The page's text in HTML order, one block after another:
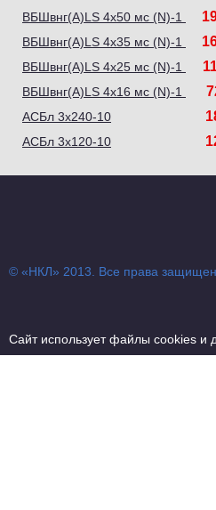
ВБШвнг(А)LS 4х50 мс (N)-1
ВБШвнг(А)LS 4х35 мс (N)-1
ВБШвнг(А)LS 4х25 мс (N)-1
ВБШвнг(А)LS 4х16 мс (N)-1
АСБл 3х240-10
АСБл 3х120-10
© «НКЛ» 2013. Все права
Сайт использует файлы cookies и